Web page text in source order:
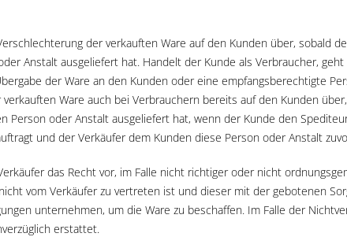
der verkauften Ware auf den Kunden über, sobald
Anstalt ausgeliefert hat. Handelt der Kunde als Verbraucher, geht
der Ware an den Kunden oder eine empfangsberechtigte
Ware auch bei Verbrauchern bereits auf den Kunden
oder Anstalt ausgeliefert hat, wenn der Kunde den
und der Verkäufer dem Kunden diese Person oder Anstalt
das Recht vor, im Falle nicht richtiger oder nicht
vom Verkäufer zu vertreten ist und dieser mit der gebotenen
unternehmen, um die Ware zu beschaffen. Im Falle der
erstattet.